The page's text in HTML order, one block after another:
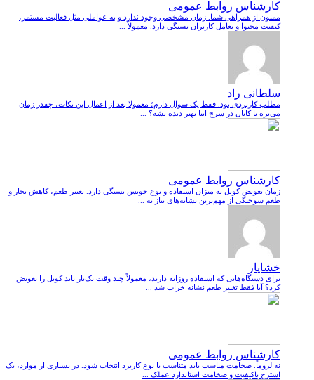
کارشناس روابط عمومی
ممنون از همراهی شما. زمان مشخصی وجود ندارد و به عواملی مثل فعالیت مستمر،
کیفیت محتوا و تعامل کاربران بستگی دارد. معمولاً ...
سلطانی راد
مطلب کاربردی بود. فقط یک سوال دارم؛ معمولا بعد از اعمال این نکات، چقدر زمان
می‌بره تا کانال در سرچ ایتا بهتر دیده بشه؟ ...
کارشناس روابط عمومی
زمان تعویض کویل به میزان استفاده و نوع جویس بستگی دارد. تغییر طعم، کاهش بخار و
طعم سوختگی از مهم‌ترین نشانه‌های نیاز به ...
خشایار
برای دستگاه‌هایی که استفاده روزانه دارند، معمولاً چند وقت یک‌بار باید کویل را تعویض
کرد؟ آیا فقط تغییر طعم نشانه خراب شد ...
کارشناس روابط عمومی
نه لزوماً. ضخامت مناسب باید متناسب با نوع کاربرد انتخاب شود. در بسیاری از موارد، یک
استرچ باکیفیت و ضخامت استاندارد عملک ...